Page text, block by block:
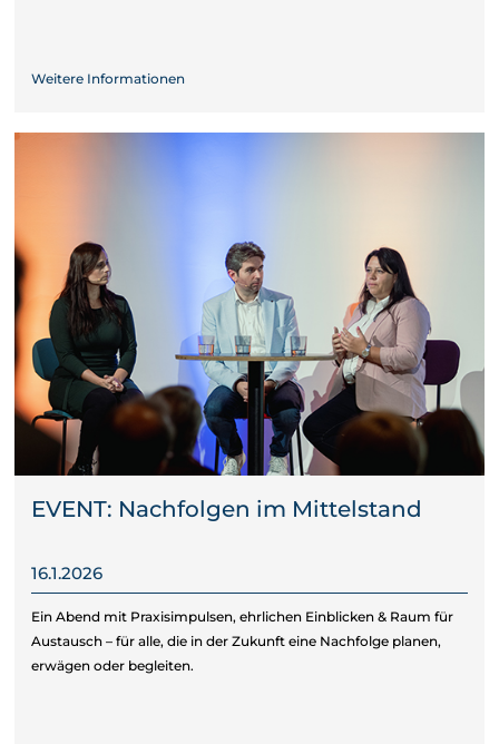
Weitere Informationen
EVENT: Nachfolgen im Mittelstand
16.1.2026
Ein Abend mit Praxisimpulsen, ehrlichen Einblicken & Raum für
Austausch – für alle, die in der Zukunft eine Nachfolge planen,
erwägen oder begleiten.